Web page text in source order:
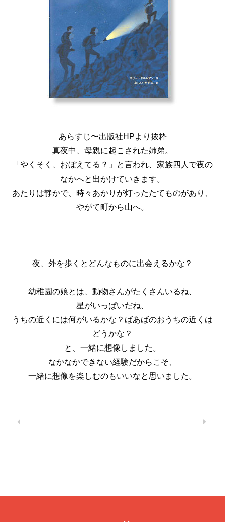
あらすじ〜出版社HPより抜粋
真夜中、母親に起こされた姉弟。
「やくそく、おぼえてる？」と言われ、家族四人で夜の
なかへと出かけていきます。
あたりは静かで、時々あかりが灯ったたてものがあり、
やがて町から山へ。
夜、外を歩くとどんなものに出会えるかな？
幼稚園の娘とは、動物さんがたくさんいるね、
星がいっぱいだね、
うちの近くには何がいるかな？ばあばのおうちの近くは
どうかな？
と、一緒に想像しました。
なかなかできない経験だからこそ、
一緒に想像を楽しむのもいいなと思いました。